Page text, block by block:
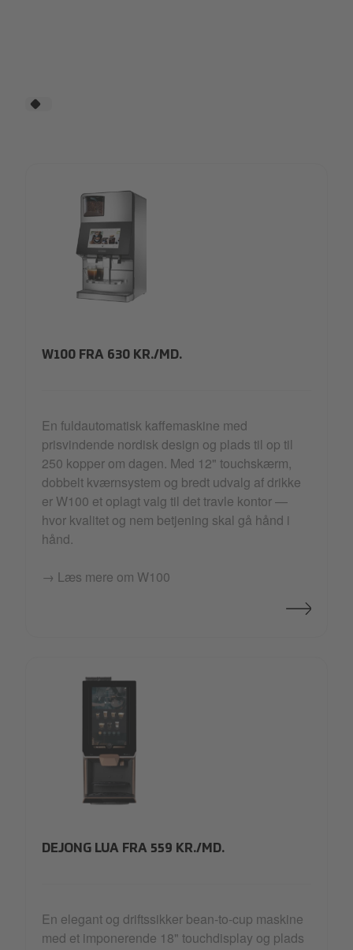
W100 FRA 630 KR./MD.
En fuldautomatisk kaffemaskine med
prisvindende nordisk design og plads til op til
250 kopper om dagen. Med 12" touchskærm,
dobbelt kværnsystem og bredt udvalg af drikke
er W100 et oplagt valg til det travle kontor —
hvor kvalitet og nem betjening skal gå hånd i
hånd.
→ Læs mere om W100
DEJONG LUA FRA 559 KR./MD.
En elegant og driftssikker bean-to-cup maskine
med et imponerende 18" touchdisplay og plads